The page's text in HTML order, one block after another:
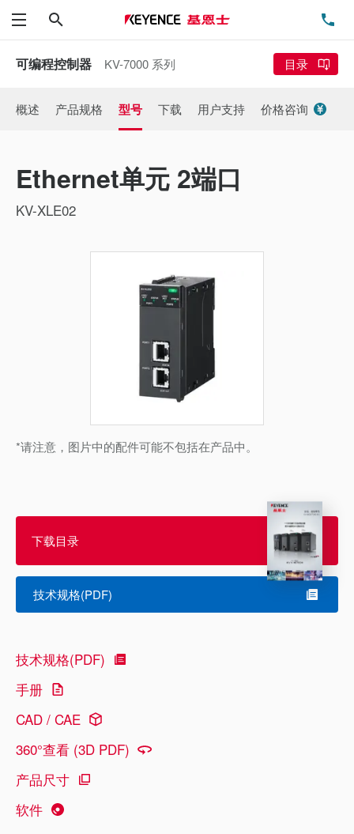
菜单
可编程控制器 KV-7000 系列 目录
概述 产品规格 型号 下载 用户支持 价格咨询
Ethernet单元 2端口
KV-XLE02
*请注意，图片中的配件可能不包括在产品中。
下载目录
技术规格(PDF)
技术规格(PDF)
手册
CAD / CAE
360°查看 (3D PDF)
产品尺寸
软件